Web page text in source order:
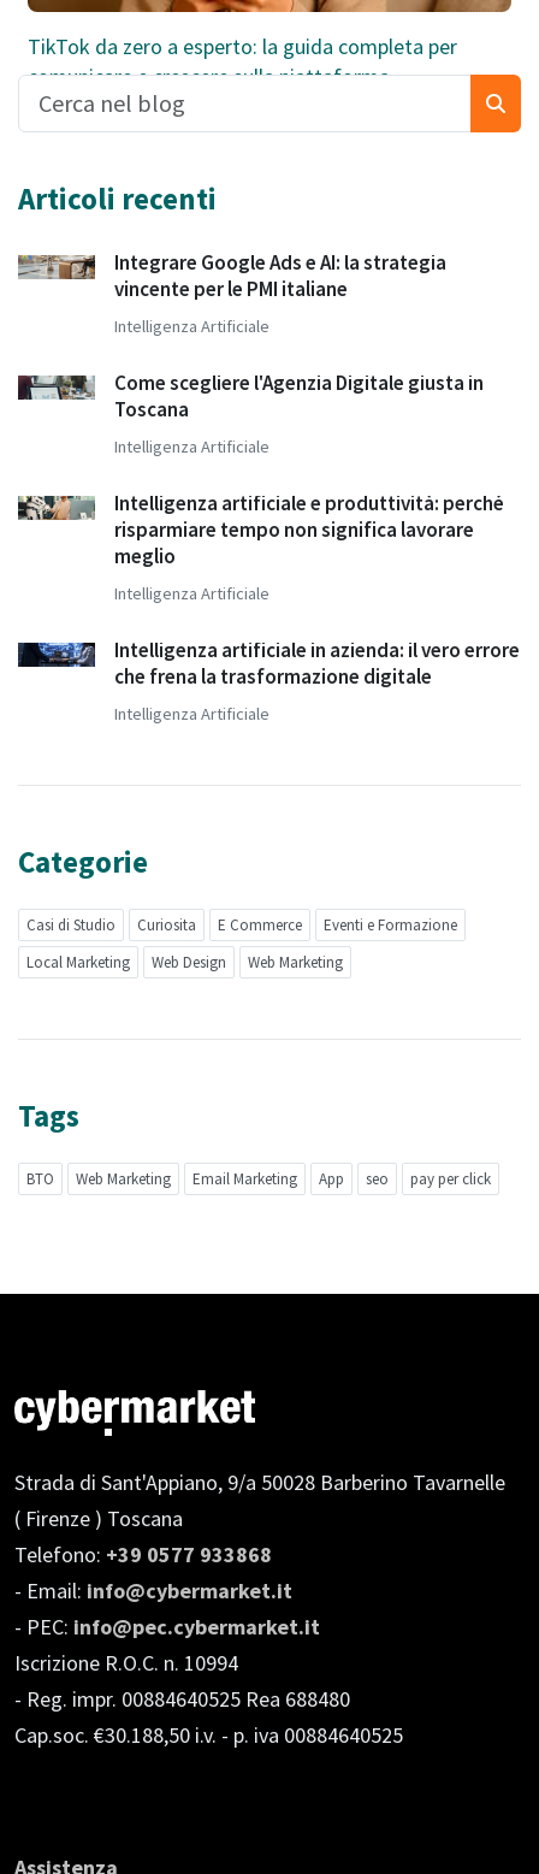
TikTok da zero a esperto: la guida completa per
comunicare e crescere sulla piattaforma
Articoli recenti
Integrare Google Ads e AI: la strategia
vincente per le PMI italiane
Intelligenza Artificiale
Come scegliere l'Agenzia Digitale giusta in
Toscana
Intelligenza Artificiale
Intelligenza artificiale e produttività: perché
risparmiare tempo non significa lavorare
meglio
Intelligenza Artificiale
Intelligenza artificiale in azienda: il vero errore
che frena la trasformazione digitale
Intelligenza Artificiale
Categorie
Casi di Studio Curiosita E Commerce
Eventi e Formazione
Local Marketing
Web Design Web Marketing
Tags
BTO Web Marketing Email Marketing App seo pay per click
Strada di Sant'Appiano, 9/a 50028 Barberino Tavarnelle
( Firenze ) Toscana
Telefono: +39 0577 933868
- Email: info@cybermarket.it
- PEC: info@pec.cybermarket.it
Iscrizione R.O.C. n. 10994
- Reg. impr. 00884640525 Rea 688480
Cap.soc. €30.188,50 i.v. - p. iva 00884640525
Assistenza